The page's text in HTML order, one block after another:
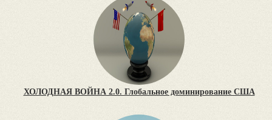
ХОЛОДНАЯ ВОЙНА 2.0. Глобальное доминирование США